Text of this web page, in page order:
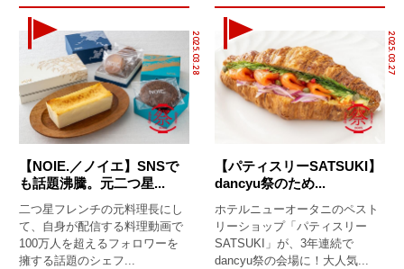
2025.03.28
【NOIE.／ノイエ】SNSで
も話題沸騰。元二つ星...
二つ星フレンチの元料理長にし
て、自身が配信する料理動画で
100万人を超えるフォロワーを
擁する話題のシェフ...
2025.03.27
【パティスリーSATSUKI】
dancyu祭のため...
ホテルニューオータニのペスト
リーショップ「パティスリー
SATSUKI」が、3年連続で
dancyu祭の会場に！大人気...